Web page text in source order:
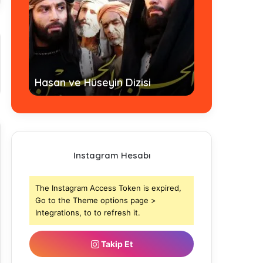
Hasan ve Hüseyin Dizisi
Instagram Hesabı
The Instagram Access Token is expired,
Go to the Theme options page >
Integrations, to to refresh it.
Takip Et